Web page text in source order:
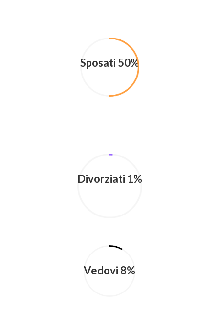
Sposati 50%
Divorziati 1%
Vedovi 8%